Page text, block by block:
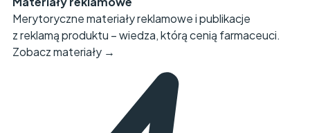
Merytoryczne materiały reklamowe i publikacje
z reklamą produktu – wiedza, którą cenią farmaceuci.
Zobacz materiały →